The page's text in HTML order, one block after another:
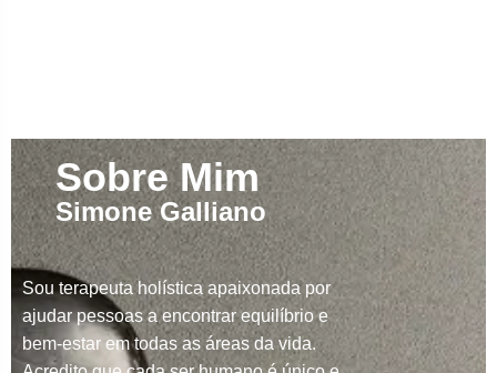
Sobre Mim
Simone Galliano
Sou terapeuta holística apaixonada por
ajudar pessoas a encontrar equilíbrio e
bem-estar em todas as áreas da vida.